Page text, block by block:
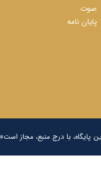
صوت
پایان نامه
پایگاه، با درج منبع، مجاز است»